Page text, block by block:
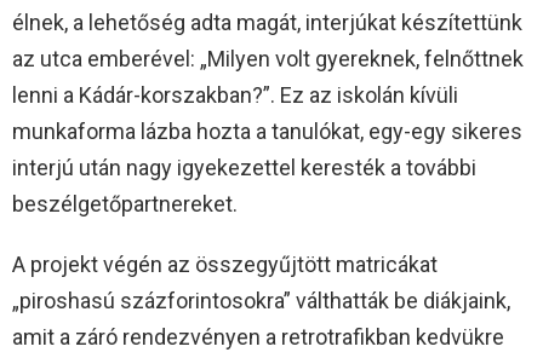
élnek, a lehetőség adta magát, interjúkat készítettünk
az utca emberével: „Milyen volt gyereknek, felnőttnek
lenni a Kádár-korszakban?”. Ez az iskolán kívüli
munkaforma lázba hozta a tanulókat, egy-egy sikeres
interjú után nagy igyekezettel keresték a további
beszélgetőpartnereket.
A projekt végén az összegyűjtött matricákat
„piroshasú százforintosokra” válthatták be diákjaink,
amit a záró rendezvényen a retrotrafikban kedvükre